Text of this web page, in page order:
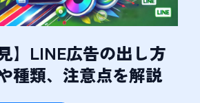
】LINE広告の出し方
種類、注意点を解説